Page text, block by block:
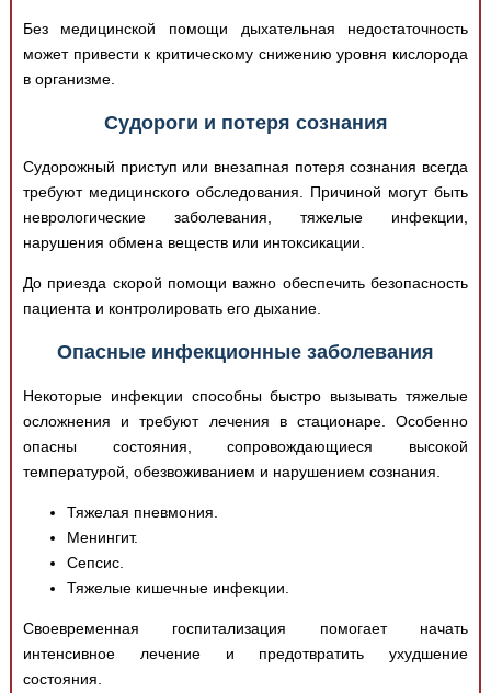
Без медицинской помощи дыхательная недостаточность
может привести к критическому снижению уровня кислорода
в организме.
Судороги и потеря сознания
Судорожный приступ или внезапная потеря сознания всегда
требуют медицинского обследования. Причиной могут быть
неврологические заболевания, тяжелые инфекции,
нарушения обмена веществ или интоксикации.
До приезда скорой помощи важно обеспечить безопасность
пациента и контролировать его дыхание.
Опасные инфекционные заболевания
Некоторые инфекции способны быстро вызывать тяжелые
осложнения и требуют лечения в стационаре. Особенно
опасны состояния, сопровождающиеся высокой
температурой, обезвоживанием и нарушением сознания.
Тяжелая пневмония.
Менингит.
Сепсис.
Тяжелые кишечные инфекции.
Своевременная госпитализация помогает начать
интенсивное лечение и предотвратить ухудшение
состояния.